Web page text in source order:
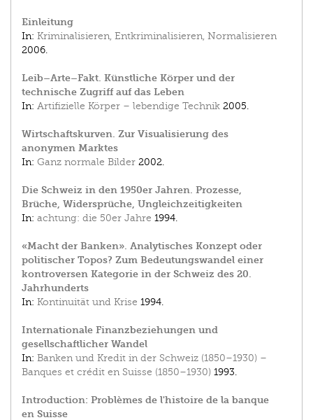
Einleitung
In: Kriminalisieren, Entkriminalisieren, Normalisieren
2006.
Leib–Arte–Fakt. Künstliche Körper und der
technische Zugriff auf das Leben
In: Artifizielle Körper – lebendige Technik 2005.
Wirtschaftskurven. Zur Visualisierung des
anonymen Marktes
In: Ganz normale Bilder 2002.
Die Schweiz in den 1950er Jahren. Prozesse,
Brüche, Widersprüche, Ungleichzeitigkeiten
In: achtung: die 50er Jahre 1994.
«Macht der Banken». Analytisches Konzept oder
politischer Topos? Zum Bedeutungswandel einer
kontroversen Kategorie in der Schweiz des 20.
Jahrhunderts
In: Kontinuität und Krise 1994.
Internationale Finanzbeziehungen und
gesellschaftlicher Wandel
In: Banken und Kredit in der Schweiz (1850–1930) –
Banques et crédit en Suisse (1850–1930) 1993.
Introduction: Problèmes de l'histoire de la banque
en Suisse